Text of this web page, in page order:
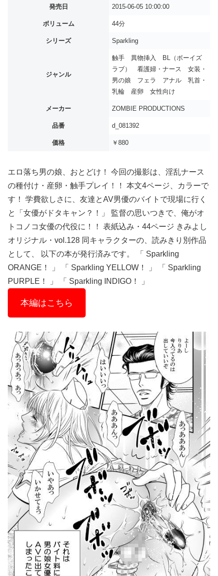
発売日 2015-06-05 10:00:00
ボリューム 44分
シリーズ Sparkling
ジャンル
触手 異物挿入 BL（ボーイズ
ラブ） 看護婦・ナース 女装・
男の娘 フェラ アナル 乳首・
乳輪 産卵 女性向け
メーカー ZOMBIE PRODUCTIONS
品番 d_081392
価格 ￥880
エロ落ち男の娘、おとどけ！ 今回の撮影は、淫乱ナース
の種付け・産卵・触手プレイ！！ 本文4ページ、カラーで
す！ 学費欲しさに、友達とAV男優のバイトで現場に行く
と「女優がドタキャン？！」 監督の思いつきで、俺がオ
トコノコ女優の代役に！！ 表紙込み・44ページ きみよし
オリジナル・vol.128 同キャラクターの、読みきり別作品
として、 以下の本が発行済みです。 「 Sparkling
ORANGE！ 」 「 Sparkling YELLOW！ 」 「 Sparkling
PURPLE！ 」 「 Sparkling INDIGO！ 」
本編はこちら